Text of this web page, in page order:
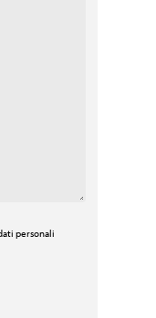
personali